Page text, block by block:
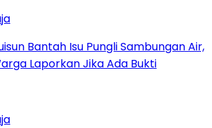
Bantah Isu Pungli Sambungan Air,
Laporkan Jika Ada Bukti